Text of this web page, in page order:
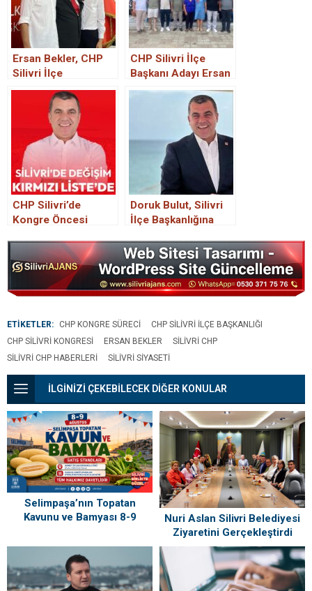
Ersan Bekler, CHP
Silivri İlçe
Başkanlığına
Adaylığını Açıkladı
CHP Silivri İlçe
Başkanı Adayı Ersan
Bekler: “Silivri’de
Yeni Bir Başlangıcı
Hep Birlikte
Başaracağız”
CHP Silivri’de
Kongre Öncesi
Gerginliği
Doruk Bulut, Silivri
İlçe Başkanlığına
ETİKETLER: CHP KONGRE SÜRECI
CHP SILIVRI İLÇE BAŞKANLIĞI
CHP SILIVRI KONGRESI
ERSAN BEKLER
SILIVRI CHP
SILIVRI CHP HABERLERI
SILIVRI SIYASETI
İLGİNİZİ ÇEKEBİLECEK DİĞER KONULAR
Selimpaşa’nın Topatan
Kavunu ve Bamyası 8-9
Buluşuyor
Nuri Aslan Silivri Belediyesi
Ziyaretini Gerçekleştirdi